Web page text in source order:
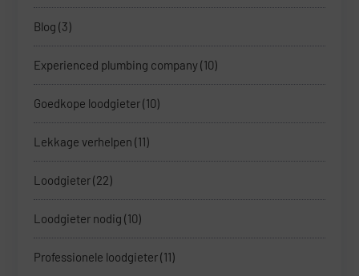
Blog (3)
Experienced plumbing company(10)
Goedkope loodgieter(10)
Lekkage verhelpen (11)
Loodgieter(22)
Loodgieter nodig (10)
Professionele loodgieter(11)